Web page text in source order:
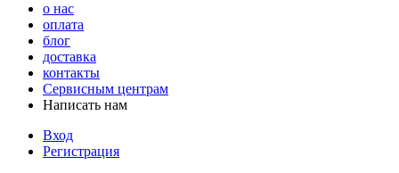
о нас
оплата
блог
доставка
контакты
Сервисным центрам
Написать нам
Вход
Регистрация